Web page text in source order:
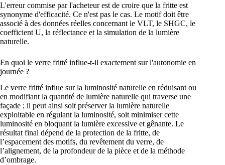
L'erreur commise par l'acheteur est de croire que la fritte est
synonyme d'efficacité. Ce n'est pas le cas. Le motif doit être
associé à des données réelles concernant le VLT, le SHGC, le
coefficient U, la réflectance et la simulation de la lumière
naturelle.
En quoi le verre fritté influe-t-il exactement sur l'autonomie en
journée ?
Le verre fritté influe sur la luminosité naturelle en réduisant ou
en modifiant la quantité de lumière naturelle qui traverse une
façade ; il peut ainsi soit préserver la lumière naturelle
exploitable en régulant la luminosité, soit minimiser cette
luminosité en bloquant la lumière excessive et gênante. Le
résultat final dépend de la protection de la fritte, de
l’espacement des motifs, du revêtement du verre, de
l’alignement, de la profondeur de la pièce et de la méthode
d’ombrage.